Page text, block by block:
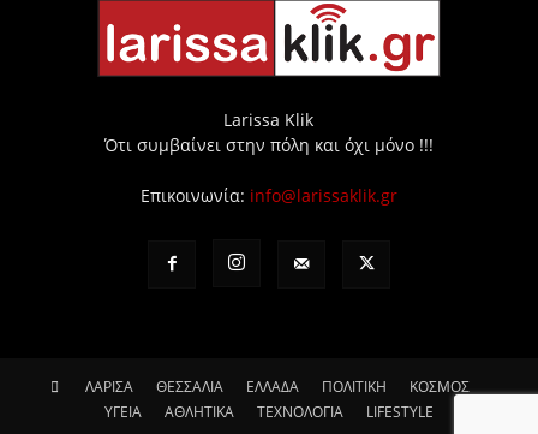
Larissa Klik
Ότι συμβαίνει στην πόλη και όχι μόνο !!!
Επικοινωνία: info@larissaklik.gr
ΛΑΡΙΣΑ ΘΕΣΣΑΛΙΑ ΕΛΛΑΔΑ ΠΟΛΙΤΙΚΗ
ΚΟΣΜΟΣ
ΥΓΕΙΑ
ΑΘΛΗΤΙΚΑ ΤΕΧΝΟΛΟΓΙΑ LIFESTYLE